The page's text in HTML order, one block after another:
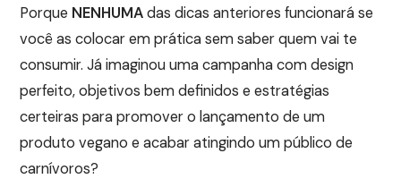
Porque NENHUMAdas dicas anteriores funcionará se
você as colocar em prática sem saber quem vai te
consumir. Já imaginou uma campanha com design
perfeito, objetivos bem definidos e estratégias
certeiras para promover o lançamento de um
produto vegano e acabar atingindo um público de
carnívoros?